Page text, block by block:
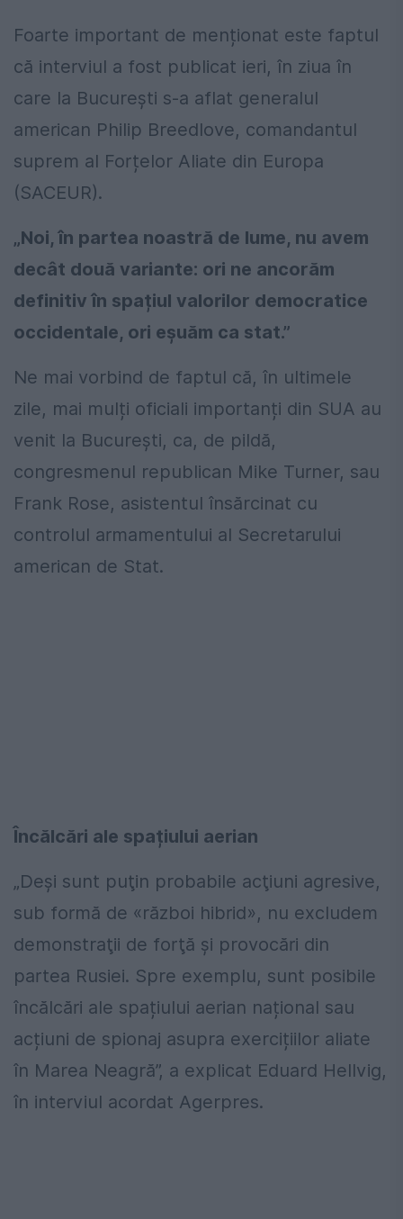
Foarte important de menționat este faptul
că interviul a fost publicat ieri, în ziua în
care la București s-a aflat generalul
american Philip Breedlove, comandantul
suprem al Forțelor Aliate din Europa
(SACEUR).
„Noi, în partea noastră de lume, nu avem
decât două variante: ori ne ancorăm
definitiv în spațiul valorilor democratice
occidentale, ori eșuăm ca stat.”
Ne mai vorbind de faptul că, în ultimele
zile, mai mulți oficiali importanți din SUA au
venit la București, ca, de pildă,
congresmenul republican Mike Turner, sau
Frank Rose, asistentul însărcinat cu
controlul armamentului al Secretarului
american de Stat.
Încălcări ale spațiului aerian
„Deşi sunt puţin probabile acţiuni agresive,
sub formă de «război hibrid», nu excludem
demonstraţii de forţă şi provocări din
partea Rusiei. Spre exemplu, sunt posibile
încălcări ale spațiului aerian național sau
acțiuni de spionaj asupra exercițiilor aliate
în Marea Neagră”, a explicat Eduard Hellvig,
în interviul acordat Agerpres.